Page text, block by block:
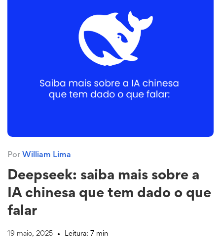
Por William Lima
Deepseek: saiba mais sobre a
IA chinesa que tem dado o que
falar
19 maio, 2025 Leitura: 7 min